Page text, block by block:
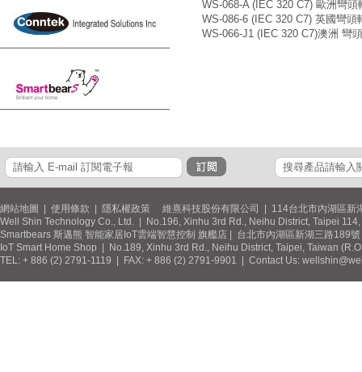
WS-068-A (IEC 320 C7) 歐洲彎
WS-086-6 (IEC 320 C7) 英國彎
WS-066-J1 (IEC 320 C7)澳洲 彎
網站地圖 使用條款 隱私權政策 維熹科技股份有限公司 | 114台北市內湖區新
Well Shin Technology Co., Ltd. | No.196, Xinhu 3rd Rd., Neihu District, Taipei
Smartbears 斯邁熊 智能家居IoT雲端智慧控制 旗艦店 | 台北市內湖區新湖三路189
IoT Smart Home Shop | No.189, Xinhu 3rd Rd., Neihu District, Taipei, Taiwan
TEL: + 886 (2) 2791-1119 | FAX: + 886 (2) 2791-9901 | Contact Us: